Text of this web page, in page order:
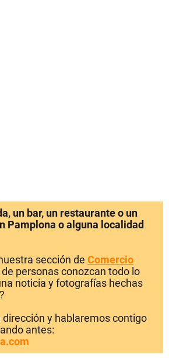
un bar, un restaurante o un
Pamplona o alguna localidad
sección de Comercio
personas conozcan todo lo
noticia y fotografías hechas
dirección y hablaremos contigo
antes: